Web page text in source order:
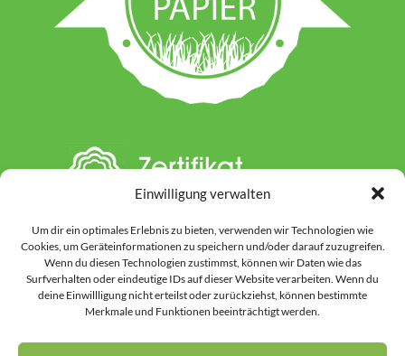
Einwilligung verwalten
Um dir ein optimales Erlebnis zu bieten, verwenden wir Technologien wie
Cookies, um Geräteinformationen zu speichern und/oder darauf zuzugreifen.
Wenn du diesen Technologien zustimmst, können wir Daten wie das
Surfverhalten oder eindeutige IDs auf dieser Website verarbeiten. Wenn du
deine Einwillligung nicht erteilst oder zurückziehst, können bestimmte
Merkmale und Funktionen beeinträchtigt werden.
Hinweis: Auf dieser Website werden einzelne Inhalte unter Einsatz von KI-
gestützten Werkzeugen vorbereitet oder gestaltet. Dies kann Textinhalte